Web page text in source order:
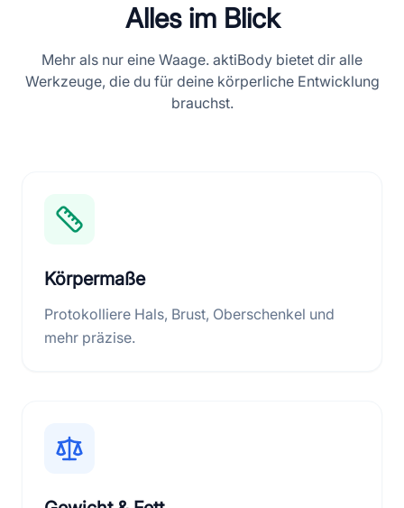
Alles im Blick
Mehr als nur eine Waage. aktiBody bietet dir alle
Werkzeuge, die du für deine körperliche Entwicklung
brauchst.
Körpermaße
Protokolliere Hals, Brust, Oberschenkel und
mehr präzise.